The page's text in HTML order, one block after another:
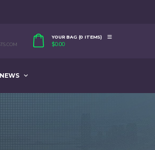
YOUR BAG (0 ITEMS)
$0.00
NEWS